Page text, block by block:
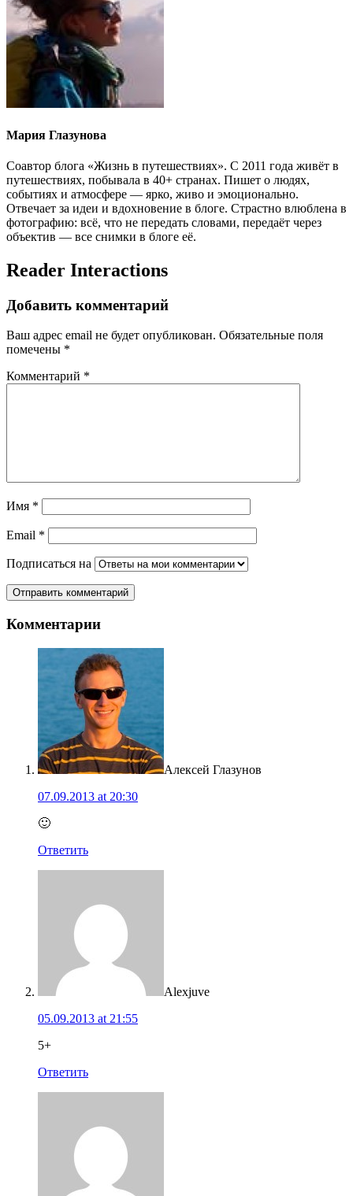
Мария Глазунова
Соавтор блога «Жизнь в путешествиях». С 2011 года живёт в
путешествиях, побывала в 40+ странах. Пишет о людях,
событиях и атмосфере — ярко, живо и эмоционально.
Отвечает за идеи и вдохновение в блоге. Страстно влюблена в
фотографию: всё, что не передать словами, передаёт через
объектив — все снимки в блоге её.
Reader Interactions
Добавить комментарий
Ваш адрес email не будет опубликован. Обязательные поля
помечены *
Комментарий *
Имя *
Email *
Подписаться на
Комментарии
Алексей Глазунов
07.09.2013 at 20:30
🙂
Ответить
Alexjuve
05.09.2013 at 21:55
5+
Ответить